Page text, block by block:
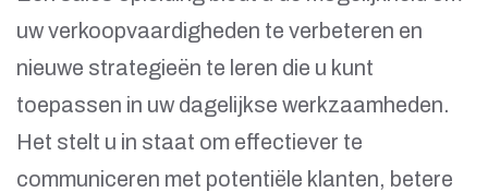
uw verkoopvaardigheden te verbeteren en
nieuwe strategieën te leren die u kunt
toepassen in uw dagelijkse werkzaamheden.
Het stelt u in staat om effectiever te
communiceren met potentiële klanten, betere